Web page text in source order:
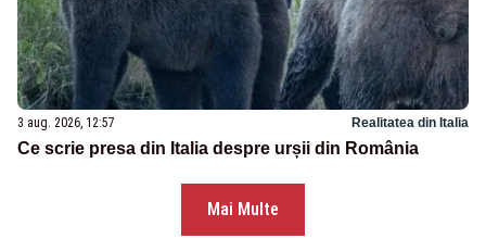
3 aug. 2026, 12:57 Realitatea din Italia
Ce scrie presa din Italia despre urșii din România
Mai Multe